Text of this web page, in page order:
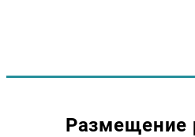
Размещение